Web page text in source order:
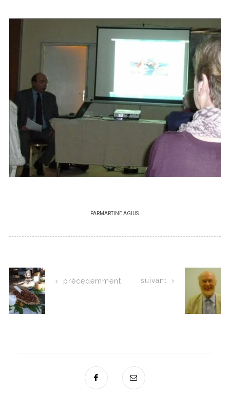
PARMARTINE AGIUS
précédemment suivant